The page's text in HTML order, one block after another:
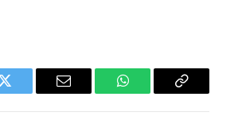
Twitter Email WhatsAppCopy